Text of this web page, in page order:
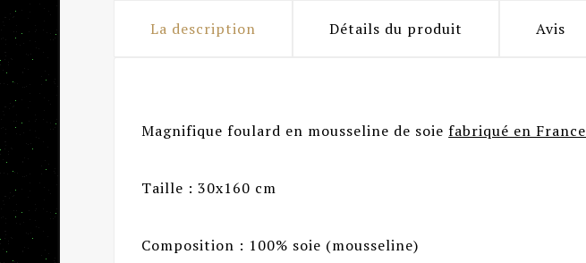
La description Détails du produit Avis
Magnifique foulard en mousseline de soiefabriqué en France
Taille : 30x160 cm
Composition : 100% soie (mousseline)